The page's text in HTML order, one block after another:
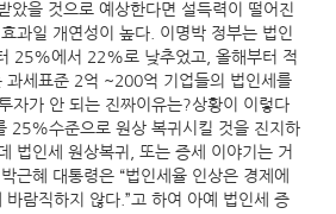
았을 것으로 예상한다면 설득력이 떨어진
과일 개연성이 높다. 이명박 정부는 법인
25%에서 22%로 낮추었고, 올해부터 적
과세표준 2억 ~200억 기업들의 법인세를
자가 안 되는 진짜이유는?상황이 이렇다
25%수준으로 원상 복귀시킬 것을 진지하
법인세 원상복귀, 또는 증세 이야기는 거
근혜 대통령은 “법인세율 인상은 경제에
바람직하지 않다.”고 하여 아예 법인세 증